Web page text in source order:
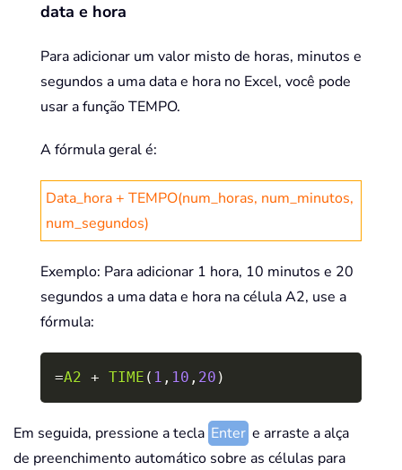
data e hora
Para adicionar um valor misto de horas, minutos e
segundos a uma data e hora no Excel, você pode
usar a função TEMPO.
A fórmula geral é:
Data_hora + TEMPO(num_horas, num_minutos,
num_segundos)
Exemplo: Para adicionar 1 hora, 10 minutos e 20
segundos a uma data e hora na célula A2, use a
fórmula:
=A2 + TIME ( 1 , 10 , 20 )
Em seguida, pressione a tecla Enter e arraste a alça
de preenchimento automático sobre as células para